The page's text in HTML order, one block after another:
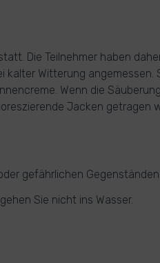
Die Teilnehmer haben
kalter Witterung angemessen.
Wenn die
Jacken getragen
gefährlichen
Sie nicht ins Wasser.